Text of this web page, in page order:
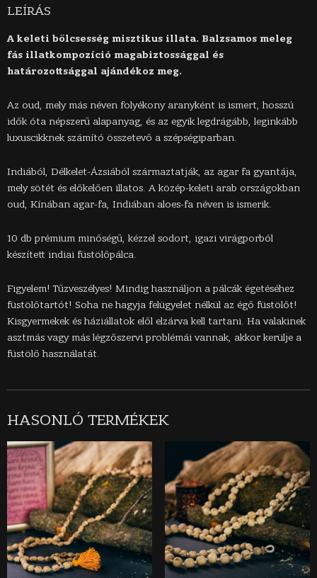
LEÍRÁS
A keleti bölcsesség misztikus illata. Balzsamos meleg
fás illatkompozíció magabiztossággal és
határozottsággal ajándékoz meg.
Az oud, mely más néven folyékony aranyként is ismert, hosszú
idők óta népszerű alapanyag, és az egyik legdrágább, leginkább
luxuscikknek számító összetevő a szépségiparban.
Indiából, Délkelet-Ázsiából származtatják, az agar fa gyantája,
mely sötét és előkelően illatos. A közép-keleti arab országokban
oud, Kínában agar-fa, Indiában aloes-fa néven is ismerik.
10 db prémium minőségű, kézzel sodort, igazi virágporból
készített indiai füstölőpálca.
Figyelem! Tűzveszélyes! Mindig használjon a pálcák égetéséhez
füstölőtartót! Soha ne hagyja felügyelet nélkül az égő füstölőt!
Kisgyermekek és háziállatok elől elzárva kell tartani. Ha valakinek
asztmás vagy más légzőszervi problémái vannak, akkor kerülje a
füstölő használatát.
HASONLÓ TERMÉKEK